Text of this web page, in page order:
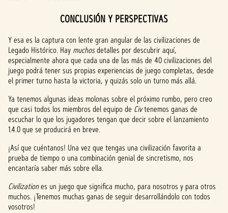
CONCLUSIÓN Y PERSPECTIVAS
Y esa es la captura con lente gran angular de las civilizaciones de
Legado Histórico. Hay muchosdetalles por descubrir aquí,
especialmente ahora que cada una de las más de 40 civilizaciones del
juego podrá tener sus propias experiencias de juego completas, desde
el primer turno hasta la victoria, y quizás solo un turno más allá.
Ya tenemos algunas ideas molonas sobre el próximo rumbo, pero creo
que casi todos los miembros del equipo de Civtenemos ganas de
escuchar lo que los jugadores tengan que decir sobre el lanzamiento
1.4.0 que se producirá en breve.
¡Así que cuéntanos! Una vez que tengas una civilización favorita a
prueba de tiempo o una combinación genial de sincretismo, nos
encantaría saber más sobre ella.
Civilizationes un juego que significa mucho, para nosotros y para otros
muchos. ¡Tenemos muchas ganas de seguir desarrollándolo con todos
vosotros!